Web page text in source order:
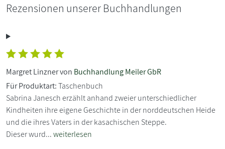
Rezensionen unserer Buchhandlungen
Margret Linzner von Buchhandlung Meiler GbR
Für Produktart:Taschenbuch
Sabrina Janesch erzählt anhand zweier unterschiedlicher
Kindheiten ihre eigene Geschichte in der norddeutschen Heide
und die ihres Vaters in der kasachischen Steppe.
Dieser wurd...weiterlesen